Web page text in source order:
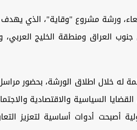
ورشة مشروع "وقاية"، الذي
العراق ومنطقة الخليج العربي،
له خلال اطلاق الورشة، بحضور
السياسية والاقتصادية
أصبحت أدوات أساسية لتعزيز